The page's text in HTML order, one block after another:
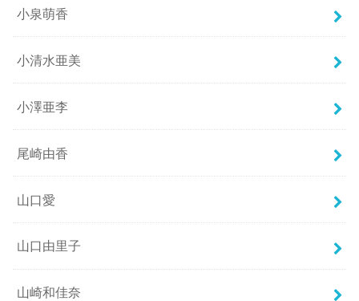
小泉萌香
小清水亜美
小澤亜李
尾崎由香
山口愛
山口由里子
山崎和佳奈